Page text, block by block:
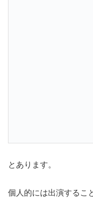
とあります。
個人的には出演するこ